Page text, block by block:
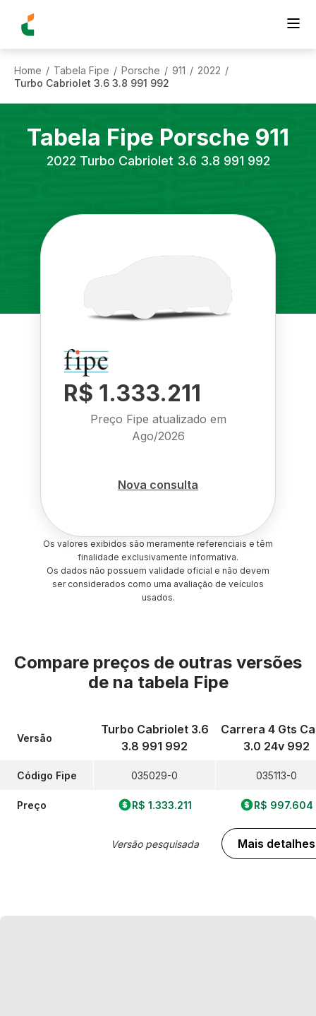
Home / Tabela Fipe / Porsche / 911 / 2022 /
Turbo Cabriolet 3.6 3.8 991 992
Tabela Fipe Porsche 911
2022 Turbo Cabriolet 3.6 3.8 991 992
R$ 1.333.211
Preço Fipe atualizado em
Ago/2026
Nova consulta
Os valores exibidos são meramente referenciais e têm
finalidade exclusivamente informativa.
Os dados não possuem validade oficial e não devem
ser considerados como uma avaliação de veículos
usados.
Compare preços de outras versões
de na tabela Fipe
Versão
Código Fipe
Preço
Turbo Cabriolet 3.6
3.8 991 992
035029-0
R$ 1.333.211
Versão pesquisada
Carrera 4 Gts
3.0 24v 992
035113-0
R$ 997.604
Mais detalhes